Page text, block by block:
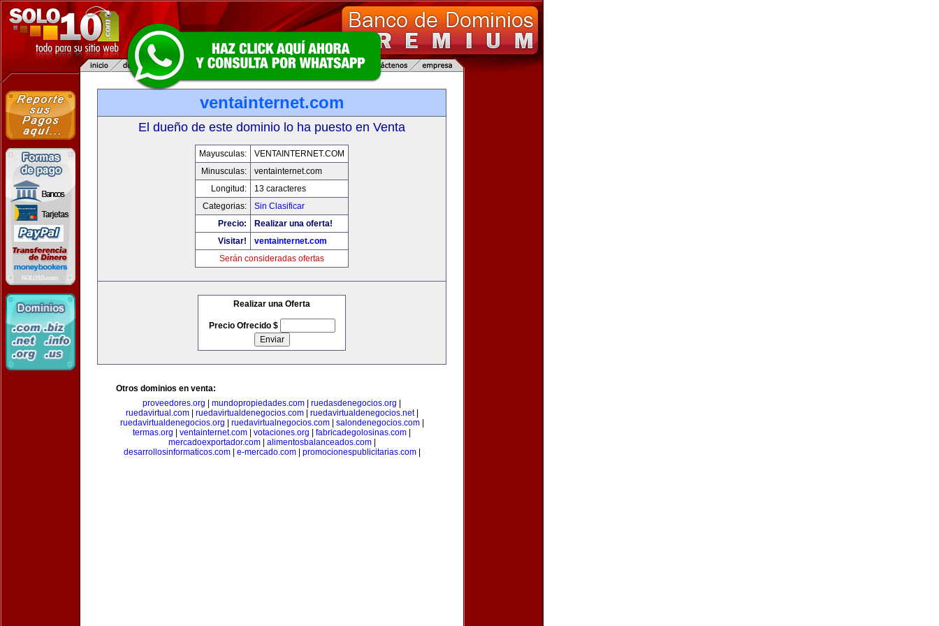
ventainternet.com
El dueño de este dominio lo ha puesto en Venta
Mayusculas:
VENTAINTERNET.COM
Minusculas:
ventainternet.com
Longitud:
13 caracteres
Categorias:
Sin Clasificar
Precio:
Realizar una oferta!
Visitar!
ventainternet.com
Serán consideradas ofertas
Realizar una Oferta
Precio Ofrecido $
Otros dominios en venta:
proveedores.org
mundopropiedades.com ruedasdenegocios.org
ruedavirtual.com| ruedavirtualdenegocios.com| ruedavirtualdenegocios.net|
ruedavirtualdenegocios.org
ruedavirtualnegocios.com| salondenegocios.com|
termas.org
ventainternet.com votaciones.org fabricadegolosinas.com
mercadoexportador.com| alimentosbalanceados.com|
desarrollosinformaticos.com| e-mercado.com| promocionespublicitarias.com|